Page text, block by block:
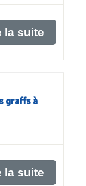
la suite
graffs à
la suite